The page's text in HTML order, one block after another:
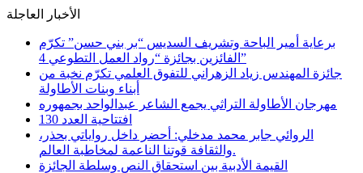
الأخبار العاجلة
برعاية أمير الباحة وتشريف السديس “بر بني حسن” تكرّم
الفائزين بجائزة “رواد العمل التطوعي 4”
جائزة المهندس زياد الزهراني للتفوق العلمي تكرّم نخبة من
أبناء وبنات الأطاولة
مهرجان الأطاولة التراثي يجمع الشاعر عبدالواحد بجمهوره
افتتاحية العدد 130
الروائي جابر محمد مدخلي: أحضر داخل رواياتي بحذر،
والثقافة قوتنا الناعمة لمخاطبة العالم.
القيمة الأدبية بين استحقاق النص وسلطة الجائزة